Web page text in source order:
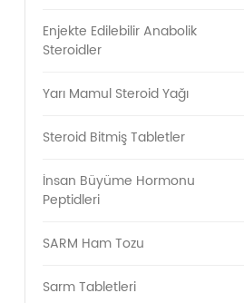
Enjekte Edilebilir Anabolik
Steroidler
Yarı Mamul Steroid Yağı
Steroid Bitmiş Tabletler
İnsan Büyüme Hormonu
Peptidleri
SARM Ham Tozu
Sarm Tabletleri